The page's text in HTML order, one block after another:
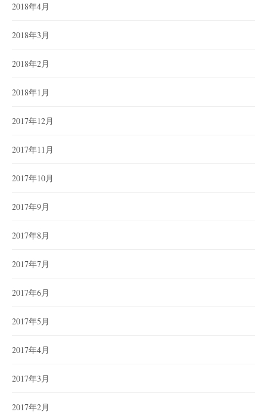
2018年4月
2018年3月
2018年2月
2018年1月
2017年12月
2017年11月
2017年10月
2017年9月
2017年8月
2017年7月
2017年6月
2017年5月
2017年4月
2017年3月
2017年2月